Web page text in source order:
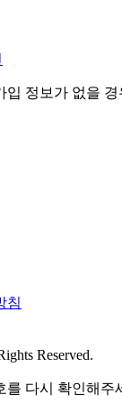
입 정보가 없을
침
Reserved.
를 다시 확인해주